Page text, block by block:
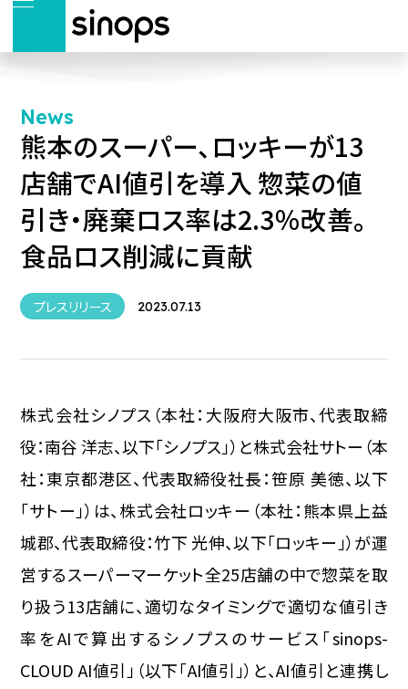
News
熊本のスーパー、ロッキーが13
店舗でAI値引を導入 惣菜の値
引き・廃棄ロス率は2.3％改善。
食品ロス削減に貢献
プレスリリース 2023.07.13
株式会社シノプス（本社：大阪府大阪市、代表取締
役：南谷 洋志、以下「シノプス」）と株式会社サトー（本
社：東京都港区、代表取締役社長：笹原 美徳、以下
「サトー」）は、株式会社ロッキー（本社：熊本県上益
城郡、代表取締役：竹下 光伸、以下「ロッキー」）が運
営するスーパーマーケット全25店舗の中で惣菜を取
り扱う13店舗に、適切なタイミングで適切な値引き
率をAIで算出するシノプスのサービス「sinops-
CLOUD AI値引」（以下「AI値引」）と、AI値引と連携し